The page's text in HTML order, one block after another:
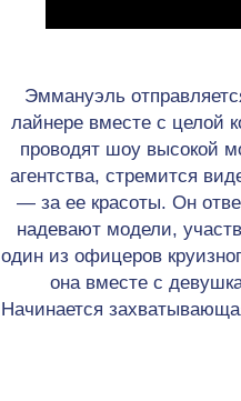
Эммануэль
лайнере вместе с целой
проводят шоу высокой
агентства, стремится
— за ее красоты. Он
надевают модели,
один из офицеров
она вместе с
Начинается